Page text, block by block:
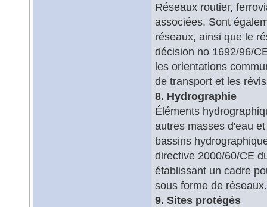
Réseaux routier,
associées. Sont
réseaux, ainsi que le
décision no 1692/96/
les orientations
de transport et les
8. Hydrographie
Éléments
autres masses d'eau
bassins
directive 2000/60/CE
établissant un cadre
sous forme de réseaux.
9. Sites protégés